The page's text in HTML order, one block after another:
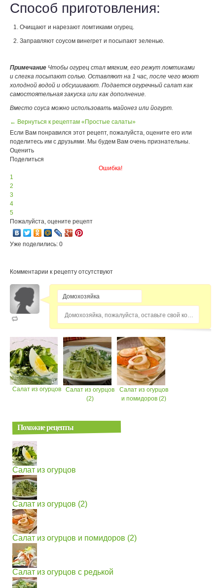
Способ приготовления:
Очищают и нарезают ломтиками огурец.
Заправляют соусом винегрет и посыпают зеленью.
Примечание Чтобы огурец стал мягким, его режут ломтиками
и слегка посыпают солью. Оставляют на 1 час, после чего моют
холодной водой и обсушивают. Подается огуречный салат как
самостоятельная закуска или как дополнение.
Вместо соуса можно использовать майонез или йогурт.
← Вернуться к рецептам «Простые салаты»
Если Вам понравился этот рецепт, пожалуйста, оцените его или
поделитесь им с друзьями. Мы будем Вам очень признательны.
Оценить
Поделиться
Ошибка!
1
2
3
4
5
Пожалуйста, оцените рецепт
Уже поделились: 0
Комментарии к рецепту отсутствуют
Домохозяйка, пожалуйста, оставьте свой комментарий...
Салат из огурцов
Салат из огурцов
(2)
Салат из огурцов
и помидоров (2)
Похожие рецепты
Салат из огурцов
Салат из огурцов (2)
Салат из огурцов и помидоров (2)
Салат из огурцов с редькой